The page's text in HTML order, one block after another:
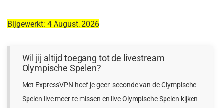
Bijgewerkt: 4 August, 2026
Wil jij altijd toegang tot de livestream
Olympische Spelen?
Met ExpressVPN hoef je geen seconde van de Olympische
Spelen live meer te missen en live Olympische Spelen kijken